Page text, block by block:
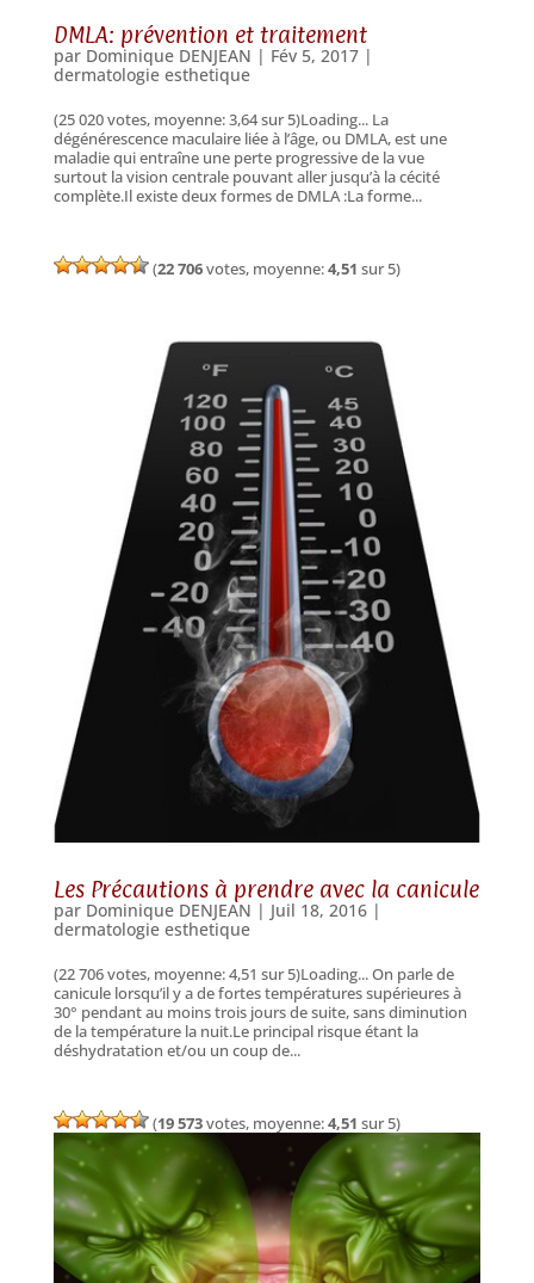
DMLA: prévention et traitement
par Dominique DENJEAN | Fév 5, 2017|
dermatologie esthetique
(25 020 votes, moyenne: 3,64 sur 5)Loading... La
dégénérescence maculaire liée à l’âge, ou DMLA, est une
maladie qui entraîne une perte progressive de la vue
surtout la vision centrale pouvant aller jusqu’à la cécité
complète.Il existe deux formes de DMLA :La forme...
(22 706votes, moyenne:4,51 sur 5)
Les Précautions à prendre avec la canicule
par Dominique DENJEAN | Juil 18, 2016|
dermatologie esthetique
(22 706 votes, moyenne: 4,51 sur 5)Loading... On parle de
canicule lorsqu’il y a de fortes températures supérieures à
30° pendant au moins trois jours de suite, sans diminution
de la température la nuit.Le principal risque étant la
déshydratation et/ou un coup de...
(19 573votes, moyenne:4,51 sur 5)